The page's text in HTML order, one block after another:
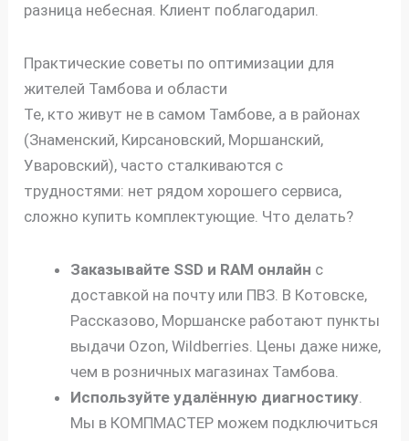
разница небесная. Клиент поблагодарил.
Практические советы по оптимизации для
жителей Тамбова и области
Те, кто живут не в самом Тамбове, а в районах
(Знаменский, Кирсановский, Моршанский,
Уваровский), часто сталкиваются с
трудностями: нет рядом хорошего сервиса,
сложно купить комплектующие. Что делать?
Заказывайте SSD и RAM онлайн с
доставкой на почту или ПВЗ. В Котовске,
Рассказово, Моршанске работают пункты
выдачи Ozon, Wildberries. Цены даже ниже,
чем в розничных магазинах Тамбова.
Используйте удалённую диагностику
Мы в КОМПМАСТЕР можем подключиться